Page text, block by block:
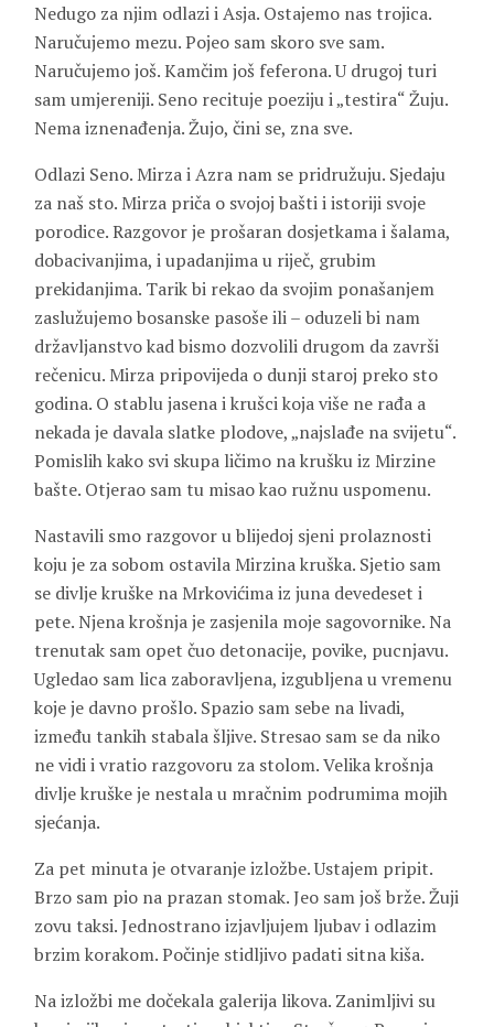
Nedugo za njim odlazi i Asja. Ostajemo nas trojica.
Naručujemo mezu. Pojeo sam skoro sve sam.
Naručujemo još. Kamčim još feferona. U drugoj turi
sam umjereniji. Seno recituje poeziju i „testira“ Žuju.
Nema iznenađenja. Žujo, čini se, zna sve.
Odlazi Seno. Mirza i Azra nam se pridružuju. Sjedaju
za naš sto. Mirza priča o svojoj bašti i istoriji svoje
porodice. Razgovor je prošaran dosjetkama i šalama,
dobacivanjima, i upadanjima u riječ, grubim
prekidanjima. Tarik bi rekao da svojim ponašanjem
zaslužujemo bosanske pasoše ili – oduzeli bi nam
državljanstvo kad bismo dozvolili drugom da završi
rečenicu. Mirza pripovijeda o dunji staroj preko sto
godina. O stablu jasena i krušci koja više ne rađa a
nekada je davala slatke plodove, „najslađe na svijetu“.
Pomislih kako svi skupa ličimo na krušku iz Mirzine
bašte. Otjerao sam tu misao kao ružnu uspomenu.
Nastavili smo razgovor u blijedoj sjeni prolaznosti
koju je za sobom ostavila Mirzina kruška. Sjetio sam
se divlje kruške na Mrkovićima iz juna devedeset i
pete. Njena krošnja je zasjenila moje sagovornike. Na
trenutak sam opet čuo detonacije, povike, pucnjavu.
Ugledao sam lica zaboravljena, izgubljena u vremenu
koje je davno prošlo. Spazio sam sebe na livadi,
između tankih stabala šljive. Stresao sam se da niko
ne vidi i vratio razgovoru za stolom. Velika krošnja
divlje kruške je nestala u mračnim podrumima mojih
sjećanja.
Za pet minuta je otvaranje izložbe. Ustajem pripit.
Brzo sam pio na prazan stomak. Jeo sam još brže. Žuji
zovu taksi. Jednostrano izjavljujem ljubav i odlazim
brzim korakom. Počinje stidljivo padati sitna kiša.
Na izložbi me dočekala galerija likova. Zanimljivi su